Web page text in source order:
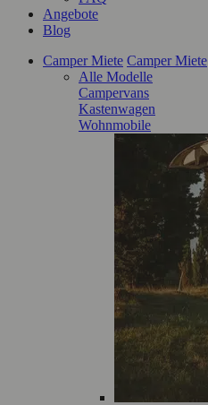
Angebote
Blog
Camper Miete Camper Miete
Alle Modelle
Campervans
Kastenwagen
Wohnmobile